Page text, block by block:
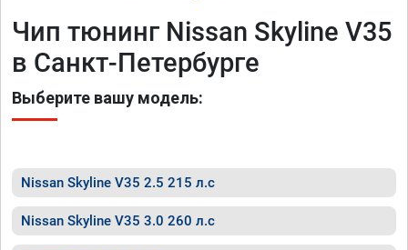
Чип тюнинг Nissan Skyline V35
в Санкт-Петербурге
Выберите вашу модель:
Nissan Skyline V35 2.5 215 л.с
Nissan Skyline V35 3.0 260 л.с